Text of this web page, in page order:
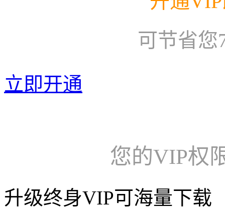
可节省您
立即开通
您的VIP权
升级终身VIP可海量下载